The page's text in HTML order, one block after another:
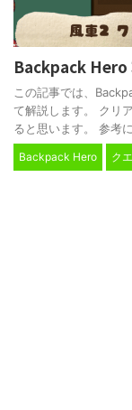
Backpack Hero
この記事では、
て解説します。 クリ
ると思います。 参考
Backpack Hero ク